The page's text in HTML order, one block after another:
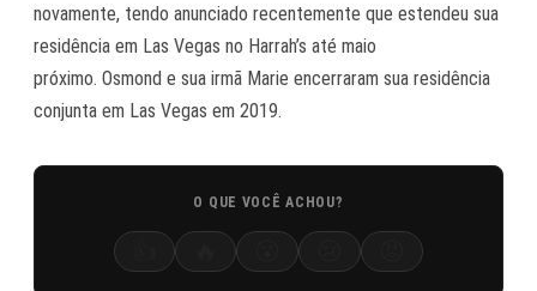
novamente, tendo anunciado recentemente que estendeu sua
residência em Las Vegas no Harrah’s até maio
próximo. Osmond e sua irmã Marie encerraram sua residência
conjunta em Las Vegas em 2019.
O QUE VOCÊ ACHOU?